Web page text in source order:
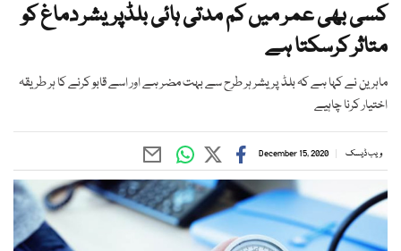
کسی بھی عمر میں کم مدتی ہائی بلڈپریشر دماغ کو
متاثر کرسکتا ہے
ماہرین نے کہا ہے کہ بلڈ پریشر ہر طرح سے بہت مضر ہے اور اسے قابو کرنے کا ہر طریقہ
اختیار کرنا چاہیے
ویب ڈیسک December 15, 2020